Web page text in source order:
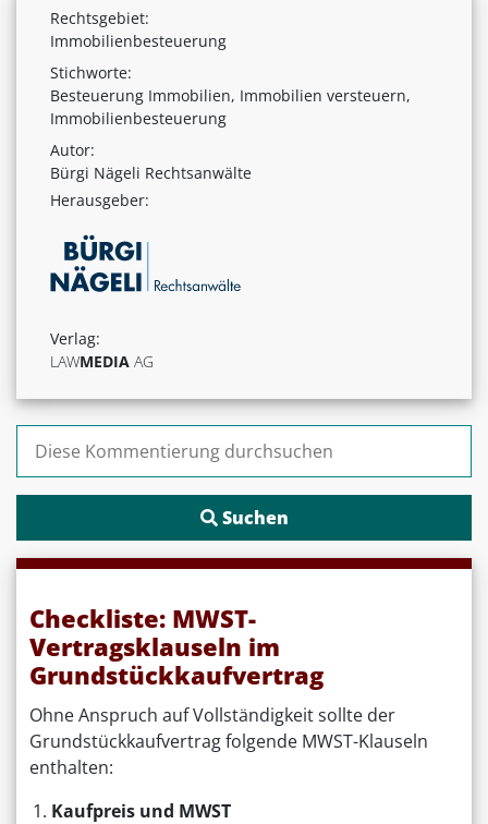
Rechtsgebiet:
Immobilienbesteuerung
Stichworte:
Besteuerung Immobilien, Immobilien versteuern,
Immobilienbesteuerung
Autor:
Bürgi Nägeli Rechtsanwälte
Herausgeber:
Verlag:
LAWMEDIA AG
Suchen nach:
Checkliste: MWST-
Vertragsklauseln im
Grundstückkaufvertrag
Ohne Anspruch auf Vollständigkeit sollte der
Grundstückkaufvertrag folgende MWST-Klauseln
enthalten:
Kaufpreis und MWST